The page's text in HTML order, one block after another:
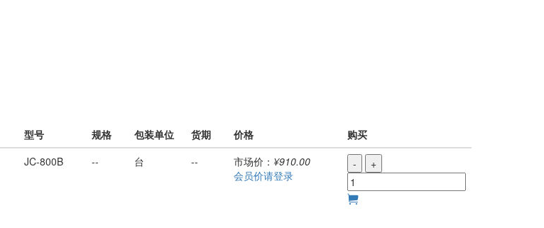
型号 规格 包装单位 货期 价格
购买
JC-800B -- 台 -- 市场价： ¥910.00
会员价请登录
- +